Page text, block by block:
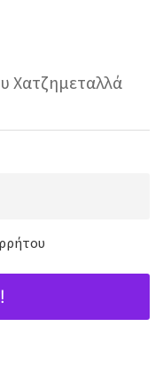
Χατζημεταλλά